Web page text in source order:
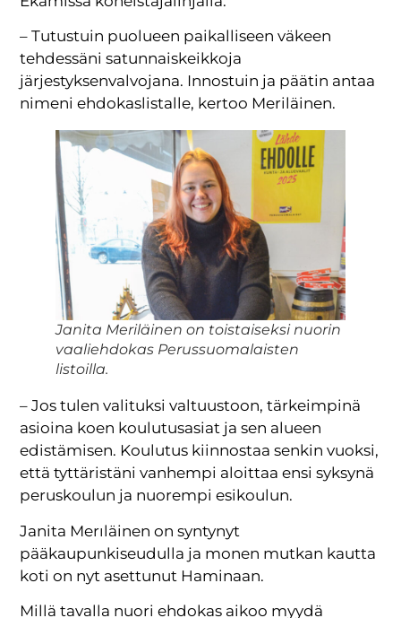
– Tutustuin puolueen paikalliseen väkeen
tehdessäni satunnaiskeikkoja
järjestyksenvalvojana. Innostuin ja päätin antaa
nimeni ehdokaslistalle, kertoo Meriläinen.
Janita Meriläinen on toistaiseksi nuorin
vaaliehdokas Perussuomalaisten
listoilla.
– Jos tulen valituksi valtuustoon, tärkeimpinä
asioina koen koulutusasiat ja sen alueen
edistämisen. Koulutus kiinnostaa senkin vuoksi,
että tyttäristäni vanhempi aloittaa ensi syksynä
peruskoulun ja nuorempi esikoulun.
Janita Merıläinen on syntynyt
pääkaupunkiseudulla ja monen mutkan kautta
koti on nyt asettunut Haminaan.
Millä tavalla nuori ehdokas aikoo myydä